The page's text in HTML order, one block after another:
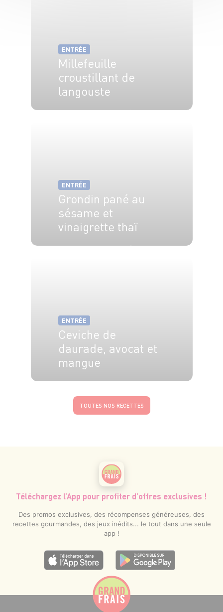
ENTRÉE
Millefeuille
croustillant de
langouste
ENTRÉE
Grondin pané au
sésame et
vinaigrette thaï
ENTRÉE
Ceviche de
daurade, avocat et
mangue
TOUTES NOS RECETTES
Téléchargez l’App pour profiter d’offres exclusives !
Des promos exclusives, des récompenses généreuses, des
recettes gourmandes, des jeux inédits... le tout dans une seule
app !